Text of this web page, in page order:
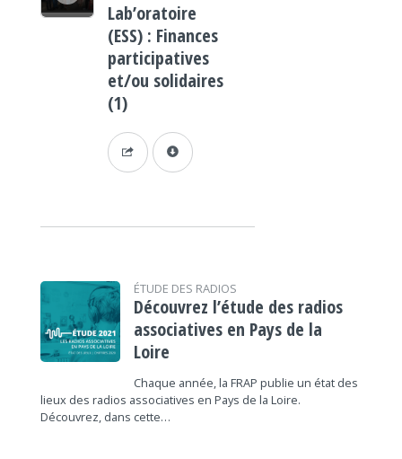
Lab’oratoire
(ESS) : Finances
participatives
et/ou solidaires
(1)
ÉTUDE DES RADIOS
Découvrez l’étude des radios
associatives en Pays de la
Loire
Chaque année, la FRAP publie un état des
lieux des radios associatives en Pays de la Loire.
Découvrez, dans cette…